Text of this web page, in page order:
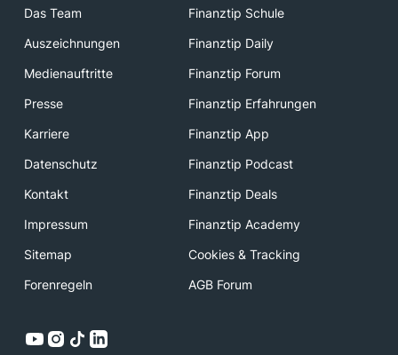
Das Team
Finanztip Schule
Auszeichnungen
Finanztip Daily
Medienauftritte
Finanztip Forum
Presse
Finanztip Erfahrungen
Karriere
Finanztip App
Datenschutz
Finanztip Podcast
Kontakt
Finanztip Deals
Impressum
Finanztip Academy
Sitemap
Cookies & Tracking
Forenregeln
AGB Forum